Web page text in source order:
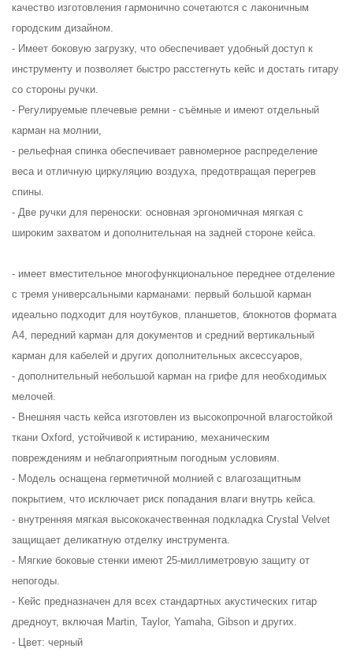
качество изготовления гармонично сочетаются с лаконичным
городским дизайном.
- Имеет боковую загрузку, что обеспечивает удобный доступ к
инструменту и позволяет быстро расстегнуть кейс и достать гитару
со стороны ручки.
- Регулируемые плечевые ремни - съёмные и имеют отдельный
карман на молнии,
- рельефная спинка обеспечивает равномерное распределение
веса и отличную циркуляцию воздуха, предотвращая перегрев
спины.
- Две ручки для переноски: основная эргономичная мягкая с
широким захватом и дополнительная на задней стороне кейса.
- имеет вместительное многофункциональное переднее отделение
с тремя универсальными карманами: первый большой карман
идеально подходит для ноутбуков, планшетов, блокнотов формата
А4, передний карман для документов и средний вертикальный
карман для кабелей и других дополнительных аксессуаров,
- дополнительный небольшой карман на грифе для необходимых
мелочей.
- Внешняя часть кейса изготовлен из высокопрочной влагостойкой
ткани Oxford, устойчивой к истиранию, механическим
повреждениям и неблагоприятным погодным условиям.
- Модель оснащена герметичной молнией с влагозащитным
покрытием, что исключает риск попадания влаги внутрь кейса.
- внутренняя мягкая высококачественная подкладка Crystal Velvet
защищает деликатную отделку инструмента.
- Мягкие боковые стенки имеют 25-миллиметровую защиту от
непогоды.
- Кейс предназначен для всех стандартных акустических гитар
дредноут, включая Martin, Taylor, Yamaha, Gibson и других.
- Цвет: черный